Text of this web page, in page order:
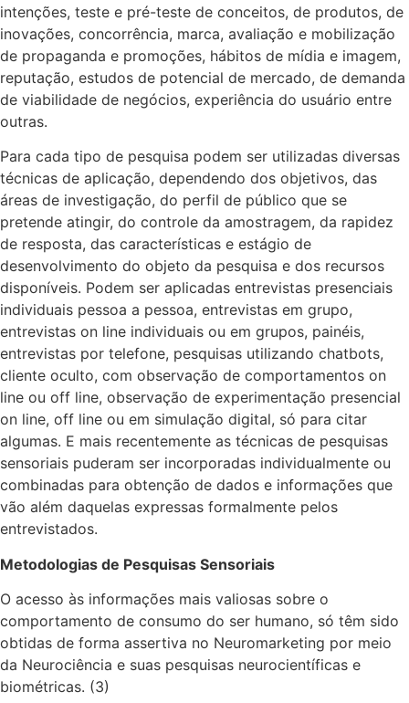
intenções, teste e pré-teste de conceitos, de produtos, de
inovações, concorrência, marca, avaliação e mobilização
de propaganda e promoções, hábitos de mídia e imagem,
reputação, estudos de potencial de mercado, de demanda
de viabilidade de negócios, experiência do usuário entre
outras.
Para cada tipo de pesquisa podem ser utilizadas diversas
técnicas de aplicação, dependendo dos objetivos, das
áreas de investigação, do perfil de público que se
pretende atingir, do controle da amostragem, da rapidez
de resposta, das características e estágio de
desenvolvimento do objeto da pesquisa e dos recursos
disponíveis. Podem ser aplicadas entrevistas presenciais
individuais pessoa a pessoa, entrevistas em grupo,
entrevistas on line individuais ou em grupos, painéis,
entrevistas por telefone, pesquisas utilizando chatbots,
cliente oculto, com observação de comportamentos on
line ou off line, observação de experimentação presencial
on line, off line ou em simulação digital, só para citar
algumas. E mais recentemente as técnicas de pesquisas
sensoriais puderam ser incorporadas individualmente ou
combinadas para obtenção de dados e informações que
vão além daquelas expressas formalmente pelos
entrevistados.
Metodologias de Pesquisas Sensoriais
O acesso às informações mais valiosas sobre o
comportamento de consumo do ser humano, só têm sido
obtidas de forma assertiva no Neuromarketing por meio
da Neurociência e suas pesquisas neurocientíficas e
biométricas. (3)